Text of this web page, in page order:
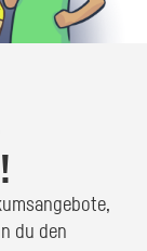
du den